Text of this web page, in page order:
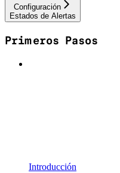
Configuración
Estados de Alertas
Primeros Pasos
Introducción